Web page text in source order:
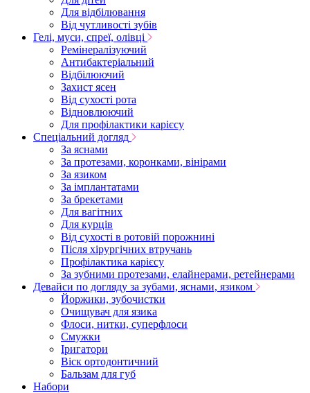
Для відбілювання
Від чутливості зубів
Гелі, муси, спреї, олівці
Ремінералізуючий
Антибактеріальний
Відбілюючий
Захист ясен
Від сухості рота
Відновлюючий
Для профілактики карієсу
Спеціальний догляд
За яснами
За протезами, коронками, вінірами
За язиком
За імплантатами
За брекетами
Для вагітних
Для курців
Від сухості в ротовій порожнині
Після хірургічних втручань
Профілактика карієсу
За зубними протезами, елайнерами, ретейнерами
Девайси по догляду за зубами, яснами, язиком
Йоржики, зубочистки
Очищувач для язика
Флоси, нитки, суперфлоси
Смужки
Іригатори
Віск ортодонтичний
Бальзам для губ
Набори